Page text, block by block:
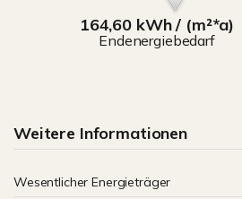
164,60 kWh / (m²*a)
Endenergiebedarf
Weitere Informationen
Wesentlicher Energieträger